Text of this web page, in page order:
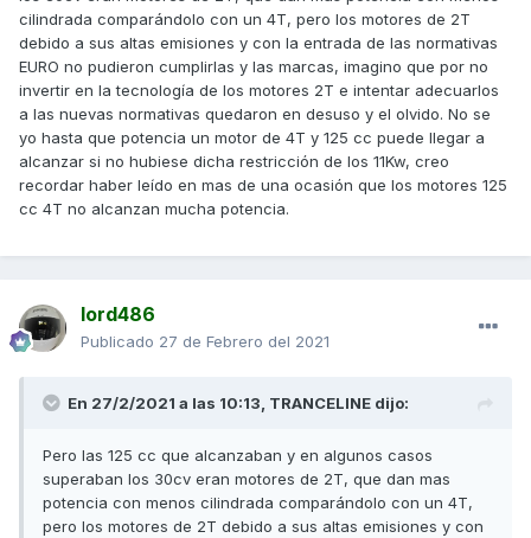
cilindrada comparándolo con un 4T, pero los motores de 2T
debido a sus altas emisiones y con la entrada de las normativas
EURO no pudieron cumplirlas y las marcas, imagino que por no
invertir en la tecnología de los motores 2T e intentar adecuarlos
a las nuevas normativas quedaron en desuso y el olvido. No se
yo hasta que potencia un motor de 4T y 125 cc puede llegar a
alcanzar si no hubiese dicha restricción de los 11Kw, creo
recordar haber leído en mas de una ocasión que los motores 125
cc 4T no alcanzan mucha potencia.
lord486
Publicado 27 de Febrero del 2021
En 27/2/2021 a las 10:13, TRANCELINE dijo:
Pero las 125 cc que alcanzaban y en algunos casos
superaban los 30cv eran motores de 2T, que dan mas
potencia con menos cilindrada comparándolo con un 4T,
pero los motores de 2T debido a sus altas emisiones y con